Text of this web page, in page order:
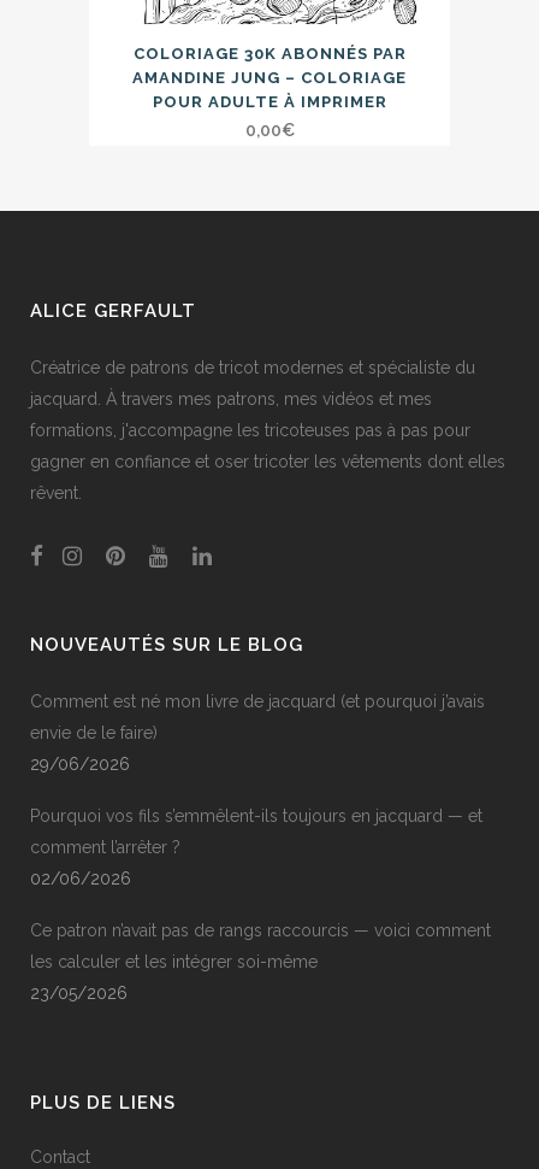
COLORIAGE 30K ABONNÉS PAR
AMANDINE JUNG – COLORIAGE
POUR ADULTE À IMPRIMER
0,00€
ALICE GERFAULT
Créatrice de patrons de tricot modernes et spécialiste du
jacquard. À travers mes patrons, mes vidéos et mes
formations, j'accompagne les tricoteuses pas à pas pour
gagner en confiance et oser tricoter les vêtements dont elles
rêvent.
NOUVEAUTÉS SUR LE BLOG
Comment est né mon livre de jacquard (et pourquoi j’avais
envie de le faire)
29/06/2026
Pourquoi vos fils s’emmêlent-ils toujours en jacquard — et
comment l’arrêter ?
02/06/2026
Ce patron n’avait pas de rangs raccourcis — voici comment
les calculer et les intégrer soi-même
23/05/2026
PLUS DE LIENS
Contact